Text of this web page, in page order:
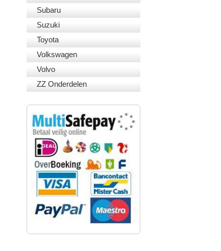
Subaru
Suzuki
Toyota
Volkswagen
Volvo
ZZ Onderdelen